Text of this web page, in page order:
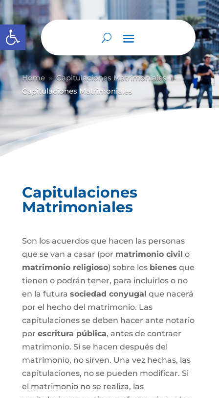
Abrir barra de herramientas
Home 9 Capitulaciones Matrimoniales 9
Capitulaciones Matrimoniales
Capitulaciones
Matrimoniales
Son los acuerdos que hacen las personas
que se van a casar (por matrimonio civil o
matrimonio religioso) sobre los bienes que
tienen o podrán tener, para incluirlos o no
en la futura sociedad conyugal que nacerá
por el hecho del matrimonio. Las
capitulaciones se deben hacer ante notario
por escritura pública, antes de contraer
matrimonio. Si se hacen después del
matrimonio, no sirven. Una vez hechas, las
capitulaciones, no se pueden modificar. Si
el matrimonio no se realiza, las